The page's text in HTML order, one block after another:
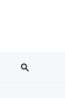
البحث